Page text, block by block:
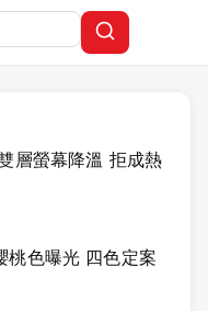
層螢幕降溫 拒成熱
桃色曝光 四色定案